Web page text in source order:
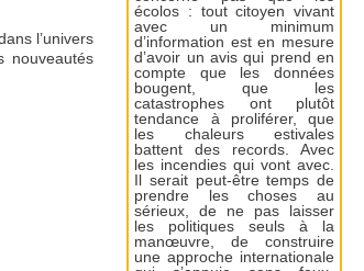
l’univers
nouveautés
écolos : tout citoyen vivant
avec un minimum
d’information est en mesure
d’avoir un avis qui prend en
compte que les données
bougent, que les
catastrophes ont plutôt
tendance à proliférer, que
les chaleurs estivales
battent des records. Avec
les incendies qui vont avec.
Il serait peut-être temps de
prendre les choses au
sérieux, de ne pas laisser
les politiques seuls à la
manœuvre, de construire
une approche internationale